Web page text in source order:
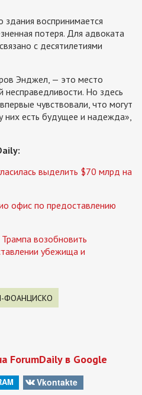
здания воспринимается
потеря. Для адвоката
с десятилетиями
Энджел, — это место
несправедливости. Но здесь
чувствовали, что могут
них есть будущее и надежда»,
выделить $70 млрд на
офис по предоставлению
возобновить
убежища и
ФОАНЦИСКО
ForumDaily в Google
Vkontakte